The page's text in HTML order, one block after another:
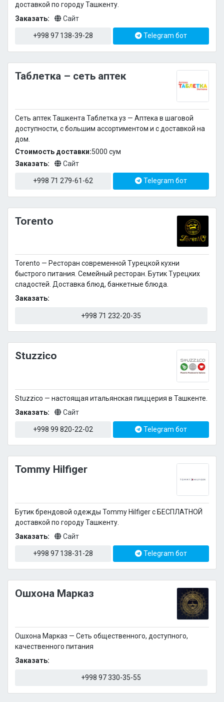
доставкой по городу Ташкенту.
Заказать:
Сайт
+998 97 138-39-28 Telegram бот
Таблетка – сеть аптек
Сеть аптек Ташкента Таблетка уз — Аптека в шаговой
доступности, с большим ассортиментом и с доставкой на
дом.
Стоимость доставки:5000 cум
Заказать:
Сайт
+998 71 279-61-62 Telegram бот
Torento
Torento — Ресторан современной Турецкой кухни
быстрого питания. Семейный ресторан. Бутик Турецких
сладостей. Доставка блюд, банкетные блюда.
Заказать:
+998 71 232-20-35
Stuzzico
Stuzzico — настоящая итальянская пиццерия в Ташкенте.
Заказать:
Сайт
+998 99 820-22-02 Telegram бот
Tommy Hilfiger
Бутик брендовой одежды Tommy Hilfiger c БЕСПЛАТНОЙ
доставкой по городу Ташкенту.
Заказать:
Сайт
+998 97 138-31-28 Telegram бот
Ошхона Марказ
Ошхона Марказ — Сеть общественного, доступного,
качественного питания
Заказать:
+998 97 330-35-55